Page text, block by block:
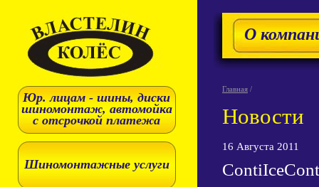
Юр. лицам - шины, диски
шиномонтаж, автомойка
с отсрочкой платежа
Шиномонтажные услуги
О
Главная /
Новости
16 Августа 2011